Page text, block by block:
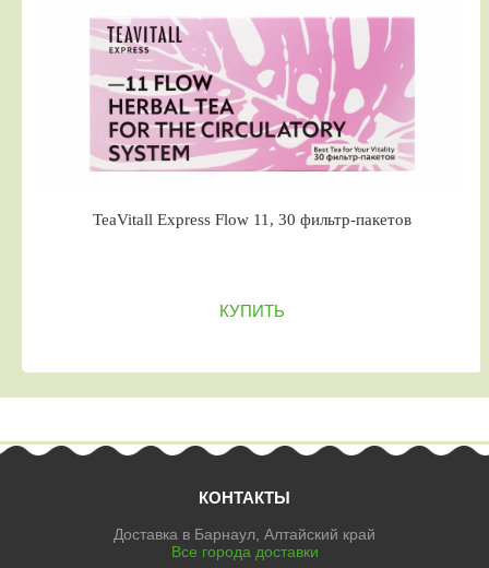
TeaVitall Express Flow 11, 30 фильтр-пакетов
КУПИТЬ
КОНТАКТЫ
Доставка в Барнаул, Алтайский край
Все города доставки